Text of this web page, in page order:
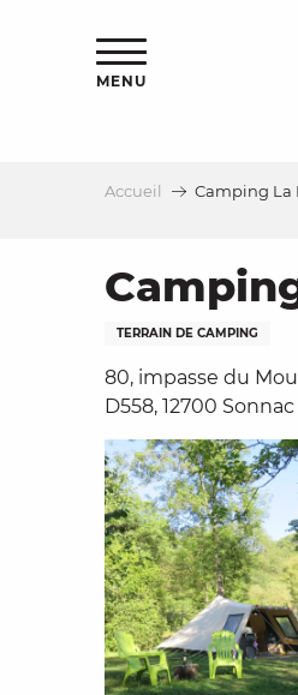
MENU
Accueil Camping La
TERRAIN DE CAMPING
80, impasse du
D558, 12700 Sonnac